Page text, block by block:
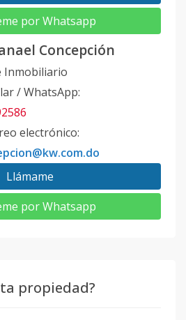
por Whatsapp
Concepción
Inmobiliario
/ WhatsApp:
electrónico:
Llámame
por Whatsapp
propiedad?